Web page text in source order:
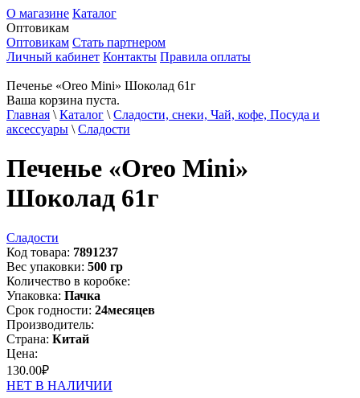
О магазине Каталог
Оптовикам
Оптовикам Стать партнером
Личный кабинет Контакты Правила оплаты
Печенье «Oreo Mini» Шоколад 61г
Ваша корзина пуста.
Главная \ Каталог \ Сладости, снеки, Чай, кофе, Посуда и
аксессуары \ Сладости
Печенье «Oreo Mini»
Шоколад 61г
Сладости
Код товара: 7891237
Вес упаковки: 500 гр
Количество в коробке:
Упаковка: Пачка
Срок годности: 24месяцев
Производитель:
Страна: Китай
Цена:
130.00₽
НЕТ В НАЛИЧИИ